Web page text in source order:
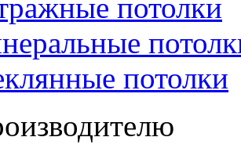
потолки
потолки